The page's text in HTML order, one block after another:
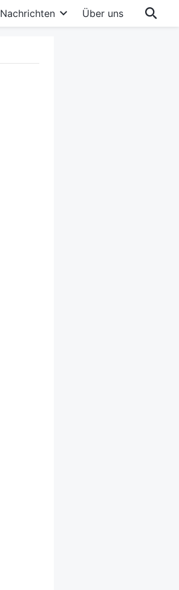
Nachrichten Über uns